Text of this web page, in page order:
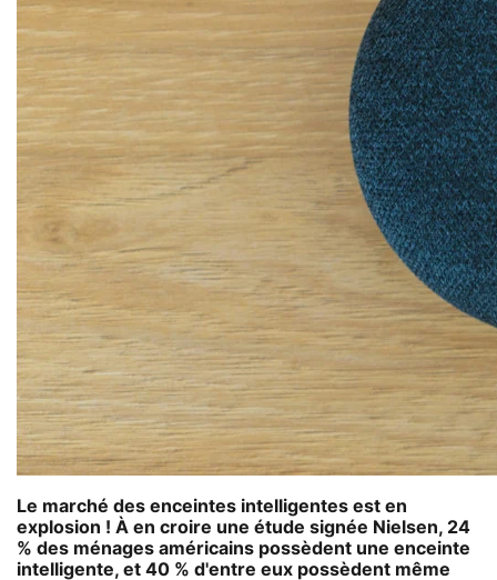
Le marché des enceintes intelligentes est en
explosion ! À en croire une étude signée Nielsen, 24
% des ménages américains possèdent une enceinte
intelligente, et 40 % d'entre eux possèdent même